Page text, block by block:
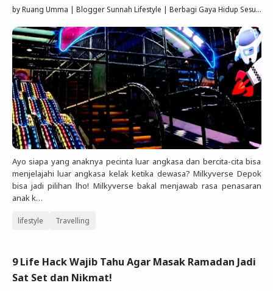
byRuang Umma | Blogger Sunnah Lifestyle | Berbagi Gaya Hidup Sesuai Quran Sunnah
Ayo siapa yang anaknya pecinta luar angkasa dan bercita-cita bisa
menjelajahi luar angkasa kelak ketika dewasa? Milkyverse Depok
bisa jadi pilihan lho! Milkyverse bakal menjawab rasa penasaran
anak k…
lifestyle Travelling
9 Life Hack Wajib Tahu Agar Masak Ramadan Jadi
Sat Set dan Nikmat!